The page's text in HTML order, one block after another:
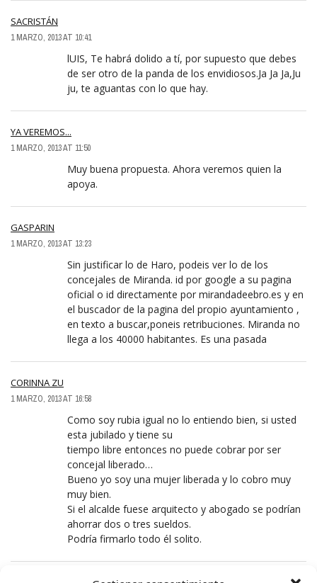
SACRISTÁN
1 MARZO, 2013 AT 10:41
lUIS, Te habrá dolido a tí, por supuesto que debes
de ser otro de la panda de los envidiosos.Ja Ja Ja,Ju
ju, te aguantas con lo que hay.
YA VEREMOS...
1 MARZO, 2013 AT 11:50
Muy buena propuesta. Ahora veremos quien la
apoya.
GASPARIN
1 MARZO, 2013 AT 13:23
Sin justificar lo de Haro, podeis ver lo de los
concejales de Miranda. id por google a su pagina
oficial o id directamente por mirandadeebro.es y en
el buscador de la pagina del propio ayuntamiento ,
en texto a buscar,poneis retribuciones. Miranda no
llega a los 40000 habitantes. Es una pasada
CORINNA ZU
1 MARZO, 2013 AT 16:58
Como soy rubia igual no lo entiendo bien, si usted
esta jubilado y tiene su
tiempo libre entonces no puede cobrar por ser
concejal liberado…
Bueno yo soy una mujer liberada y lo cobro muy
muy bien.
Si el alcalde fuese arquitecto y abogado se podrían
ahorrar dos o tres sueldos.
Podría firmarlo todo él solito.